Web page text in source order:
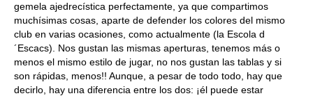
gemela ajedrecística perfectamente, ya que compartimos
muchísimas cosas, aparte de defender los colores del mismo
club en varias ocasiones, como actualmente (la Escola d
´Escacs). Nos gustan las mismas aperturas, tenemos más o
menos el mismo estilo de jugar, no nos gustan las tablas y si
son rápidas, menos!! Aunque, a pesar de todo todo, hay que
decirlo, hay una diferencia entre los dos: ¡él puede estar